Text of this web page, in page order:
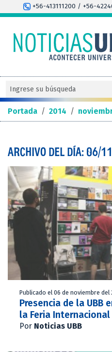
+56-413111200 / +56-
Portada / 2014 /
ARCHIVO DEL DÍA: 06/
Publicado el 06 de noviembre del
Presencia de la UBB
la Feria
Por Noticias UBB